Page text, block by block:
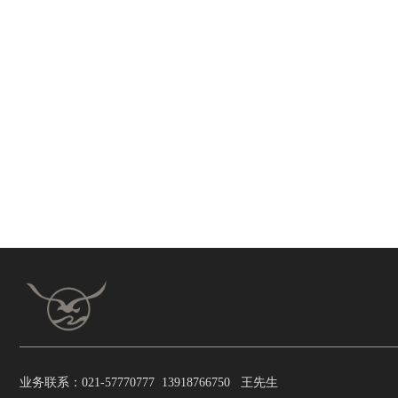
业务联系：021-57770777 13918766750 王先生